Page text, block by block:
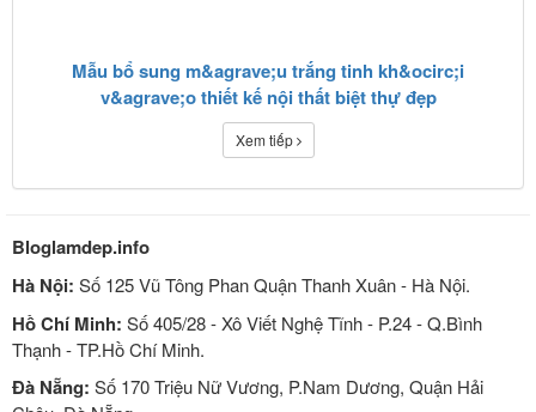
Mẫu bổ sung m&agrave;u trắng tinh kh&ocirc;i
v&agrave;o thiết kế nội thất biệt thự đẹp
Xem tiếp
Bloglamdep.info
Hà Nội: Số 125 Vũ Tông Phan Quận Thanh Xuân - Hà Nội.
Hồ Chí Minh: Số 405/28 - Xô Viết Nghệ Tĩnh - P.24 - Q.Bình
Thạnh - TP.Hồ Chí Minh.
Đà Nẵng: Số 170 Triệu Nữ Vương, P.Nam Dương, Quận Hải